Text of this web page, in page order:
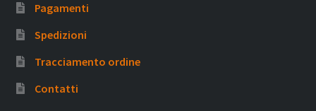
Pagamenti
Spedizioni
Tracciamento ordine
Contatti